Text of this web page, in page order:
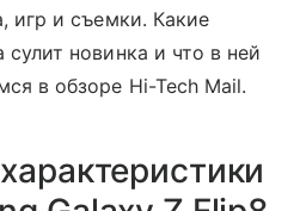
игр и съемки. Какие
сулит новинка и что в ней
в обзоре Hi-Tech Mail.